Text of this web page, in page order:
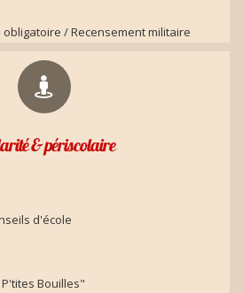
/ Recensement militaire
& périscolaire
d'école
Bouilles"